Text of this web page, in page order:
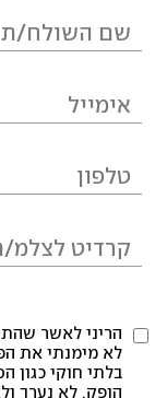
הריני לאשר
לא מימנתי את
בלתי חוקי כגון
הופק, לא נערך